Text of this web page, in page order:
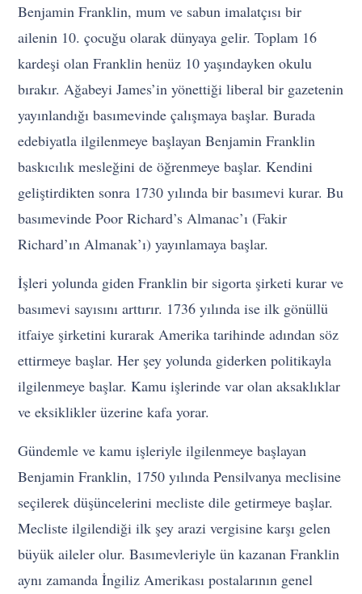
Benjamin Franklin, mum ve sabun imalatçısı bir
ailenin 10. çocuğu olarak dünyaya gelir. Toplam 16
kardeşi olan Franklin henüz 10 yaşındayken okulu
bırakır. Ağabeyi James’in yönettiği liberal bir gazetenin
yayınlandığı basımevinde çalışmaya başlar. Burada
edebiyatla ilgilenmeye başlayan Benjamin Franklin
baskıcılık mesleğini de öğrenmeye başlar. Kendini
geliştirdikten sonra 1730 yılında bir basımevi kurar. Bu
basımevinde Poor Richard’s Almanac’ı (Fakir
Richard’ın Almanak’ı) yayınlamaya başlar.
İşleri yolunda giden Franklin bir sigorta şirketi kurar ve
basımevi sayısını arttırır. 1736 yılında ise ilk gönüllü
itfaiye şirketini kurarak Amerika tarihinde adından söz
ettirmeye başlar. Her şey yolunda giderken politikayla
ilgilenmeye başlar. Kamu işlerinde var olan aksaklıklar
ve eksiklikler üzerine kafa yorar.
Gündemle ve kamu işleriyle ilgilenmeye başlayan
Benjamin Franklin, 1750 yılında Pensilvanya meclisine
seçilerek düşüncelerini mecliste dile getirmeye başlar.
Mecliste ilgilendiği ilk şey arazi vergisine karşı gelen
büyük aileler olur. Basımevleriyle ün kazanan Franklin
aynı zamanda İngiliz Amerikası postalarının genel